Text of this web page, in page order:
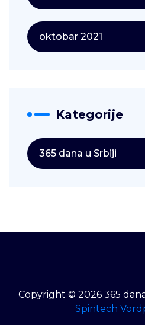
oktobar 2021
Kategorije
365 dana u Srbiji
Copyright © 2026 365
Spintech